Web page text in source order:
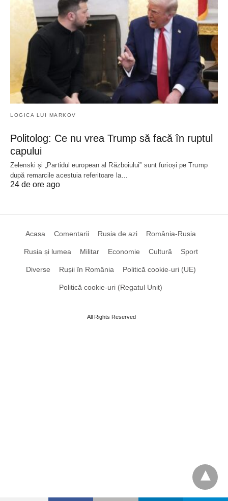
LOGICA LUI MARKOV
Politolog: Ce nu vrea Trump să facă în ruptul
capului
Zelenski și „Partidul european al Războiului” sunt furioși pe Trump
după remarcile acestuia referitoare la…
24 de ore ago
Acasa Comentarii Rusia de azi România-Rusia
Rusia și lumea Militar Economie Cultură Sport
Diverse Rușii în România Politică cookie-uri (UE)
Politică cookie-uri (Regatul Unit)
All Rights Reserved